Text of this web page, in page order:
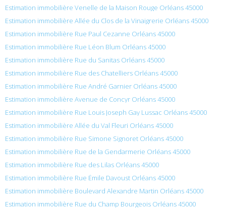
Estimation immobilière Venelle de la Maison Rouge Orléans 45000
Estimation immobilière Allée du Clos de la Vinaigrerie Orléans 45000
Estimation immobilière Rue Paul Cezanne Orléans 45000
Estimation immobilière Rue Léon Blum Orléans 45000
Estimation immobilière Rue du Sanitas Orléans 45000
Estimation immobilière Rue des Chatelliers Orléans 45000
Estimation immobilière Rue André Garnier Orléans 45000
Estimation immobilière Avenue de Concyr Orléans 45000
Estimation immobilière Rue Louis Joseph Gay Lussac Orléans 45000
Estimation immobilière Allée du Val Fleuri Orléans 45000
Estimation immobilière Rue Simone Signoret Orléans 45000
Estimation immobilière Rue de la Gendarmerie Orléans 45000
Estimation immobilière Rue des Lilas Orléans 45000
Estimation immobilière Rue Émile Davoust Orléans 45000
Estimation immobilière Boulevard Alexandre Martin Orléans 45000
Estimation immobilière Rue du Champ Bourgeois Orléans 45000